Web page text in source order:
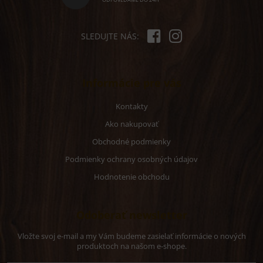
SLEDUJTE NÁS:
Kontakty
Ako nakupovať
Obchodné podmienky
Podmienky ochrany osobných údajov
Hodnotenie obchodu
Vložte svoj e-mail a my Vám budeme zasielať informácie o nových
produktoch na našom e-shope.